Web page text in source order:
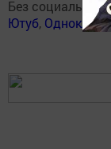
Без социаль
Ютуб,